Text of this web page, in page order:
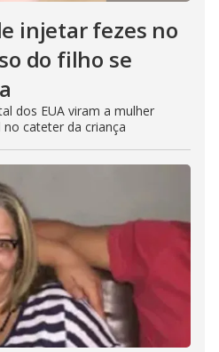
injetar fezes no
do filho se
dos EUA viram a mulher
cateter da criança